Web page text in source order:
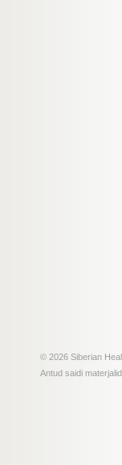
© 2026 Siberian
Antud saidi